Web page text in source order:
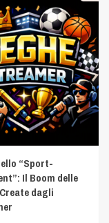
“Sport-
Il Boom delle
dagli